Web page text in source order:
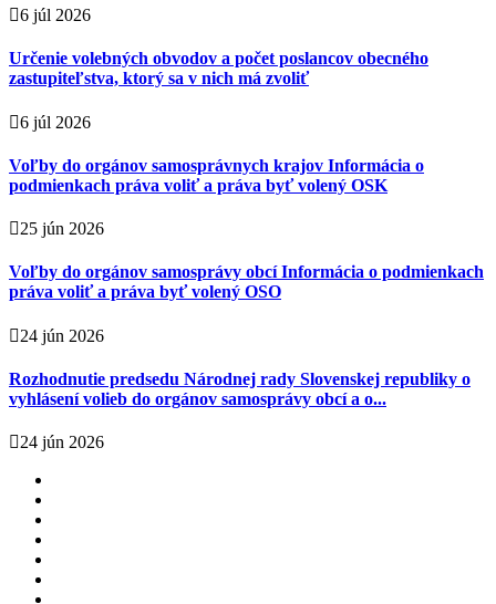
6 júl 2026
Určenie volebných obvodov a počet poslancov obecného
zastupiteľstva, ktorý sa v nich má zvoliť
6 júl 2026
Voľby do orgánov samosprávnych krajov Informácia o
podmienkach práva voliť a práva byť volený OSK
25 jún 2026
Voľby do orgánov samosprávy obcí Informácia o podmienkach
práva voliť a práva byť volený OSO
24 jún 2026
Rozhodnutie predsedu Národnej rady Slovenskej republiky o
vyhlásení volieb do orgánov samosprávy obcí a o...
24 jún 2026